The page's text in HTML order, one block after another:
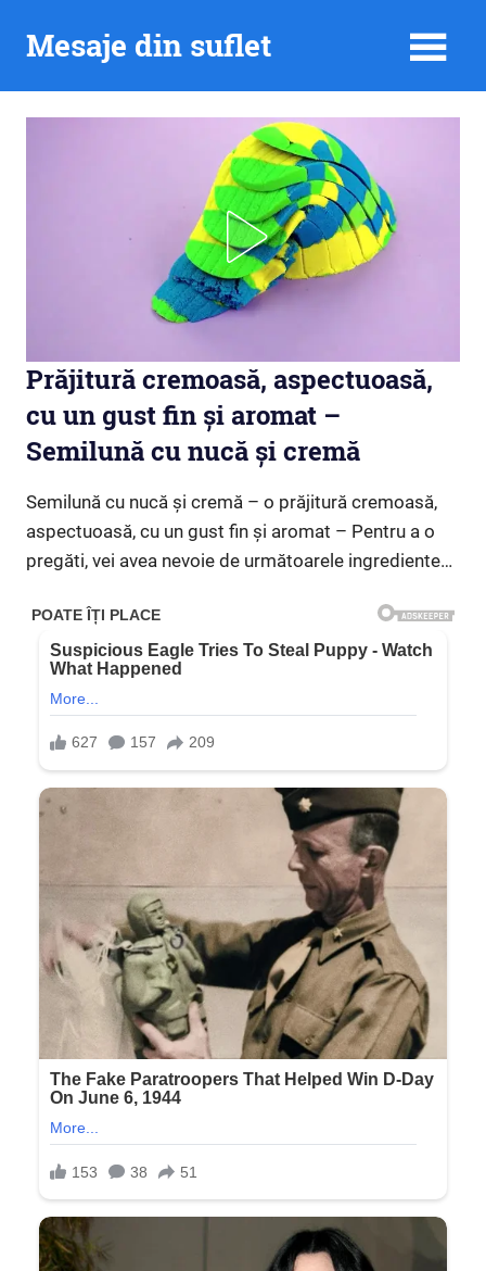
Mesaje din suflet
Prăjitură cremoasă, aspectuoasă,
cu un gust fin și aromat –
Semilună cu nucă și cremă
Semilună cu nucă și cremă – o prăjitură cremoasă,
aspectuoasă, cu un gust fin și aromat – Pentru a o
pregăti, vei avea nevoie de următoarele ingrediente…